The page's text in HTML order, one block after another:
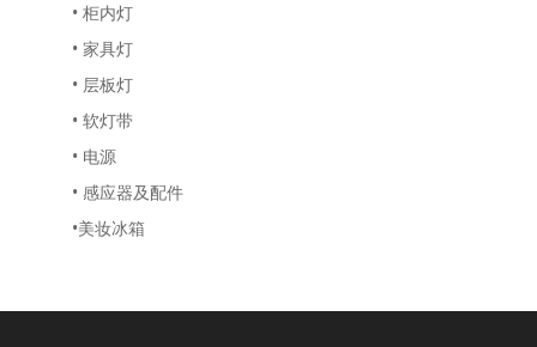
• 柜内灯
• 家具灯
• 层板灯
• 软灯带
• 电源
• 感应器及配件
•美妆冰箱